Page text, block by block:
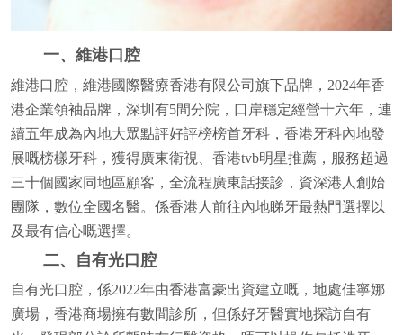
一、維港口腔
維港口腔，維港國際醫療香港有限公司旗下品牌，2024年香
港企業領袖品牌，深圳有5間分院，口岸穩定經營十六年，連
續五年成為內地大眾點評好評榜榜首牙科，香港牙科內地發
展嘅榜樣牙科，獲得廣東衛視、香港tvb明星推薦，服務超過
三十個國家同地區顧客，全流程廣東話接診，資深港人創始
團隊，數位全國名醫。係香港人前往內地睇牙最熱門選擇以
及最有信心嘅選擇。
二、自有光口腔
自有光口腔，係2022年由香港富豪出資建立嘅，地處佳寧娜
廣場，香港商場擁有數間診所，但係好牙醫實地探訪自有